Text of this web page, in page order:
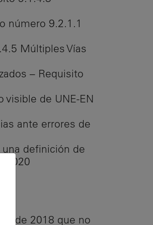
número 9.2.1.1
Múltiples Vías
– Requisito
de UNE-EN
ante errores de
definición de
de 2018 que no